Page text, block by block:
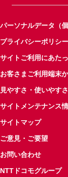
パーソナルデータ（
プライバシーポリシー
サイトご利用にあた
お客さまご利用端末
見やすさ・使いやす
サイトメンテナンス
サイトマップ
ご意見・ご要望
お問い合わせ
NTTドコモグループ